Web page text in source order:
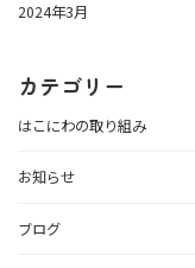
2024年3月
カテゴリー
はこにわの取り組み
お知らせ
ブログ